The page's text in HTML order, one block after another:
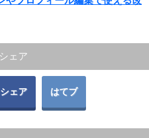
シェア
シェア はてブ